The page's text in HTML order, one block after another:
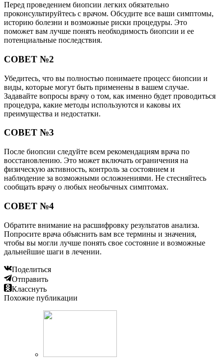
Перед проведением биопсии легких обязательно
проконсультируйтесь с врачом. Обсудите все ваши симптомы,
историю болезни и возможные риски процедуры. Это
поможет вам лучше понять необходимость биопсии и ее
потенциальные последствия.
СОВЕТ №2
Убедитесь, что вы полностью понимаете процесс биопсии и
виды, которые могут быть применены в вашем случае.
Задавайте вопросы врачу о том, как именно будет проводиться
процедура, какие методы используются и каковы их
преимущества и недостатки.
СОВЕТ №3
После биопсии следуйте всем рекомендациям врача по
восстановлению. Это может включать ограничения на
физическую активность, контроль за состоянием и
наблюдение за возможными осложнениями. Не стесняйтесь
сообщать врачу о любых необычных симптомах.
СОВЕТ №4
Обратите внимание на расшифровку результатов анализа.
Попросите врача объяснить вам все термины и значения,
чтобы вы могли лучше понять свое состояние и возможные
дальнейшие шаги в лечении.
Поделиться
Отправить
Класснуть
Похожие публикации